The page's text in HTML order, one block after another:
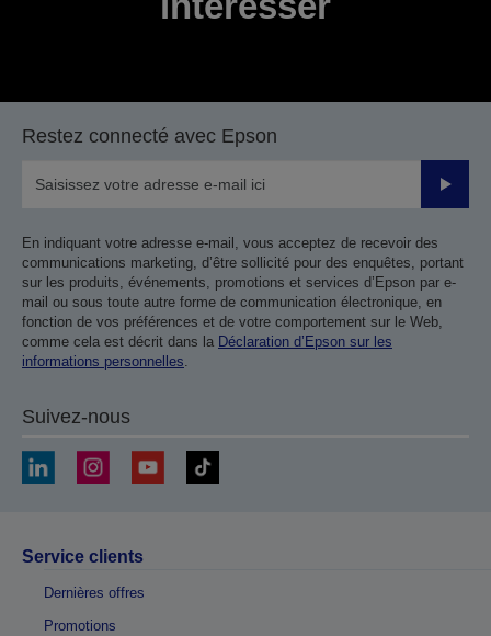
Restez connecté avec Epson
Valider
En indiquant votre adresse e-mail, vous acceptez de recevoir des
communications marketing, d’être sollicité pour des enquêtes, portant
sur les produits, événements, promotions et services d’Epson par e-
mail ou sous toute autre forme de communication électronique, en
fonction de vos préférences et de votre comportement sur le Web,
comme cela est décrit dans la Déclaration d’Epson sur les
informations personnelles
Suivez-nous
Service clients
Dernières offres
Promotions